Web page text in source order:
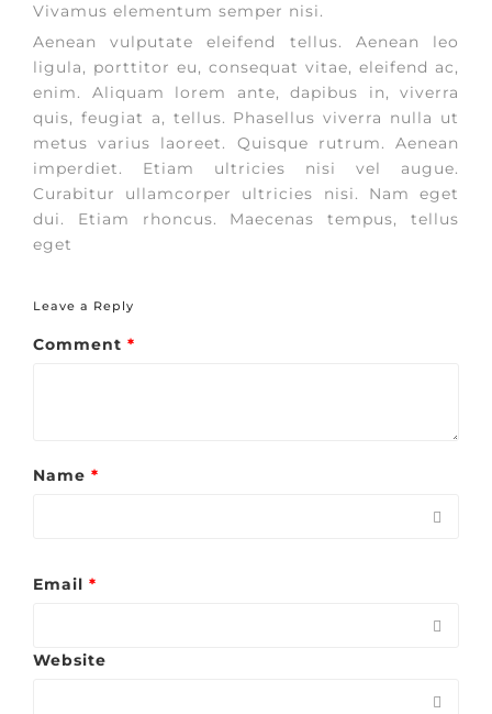
Vivamus elementum semper nisi.
Aenean vulputate eleifend tellus. Aenean leo
ligula, porttitor eu, consequat vitae, eleifend ac,
enim. Aliquam lorem ante, dapibus in, viverra
quis, feugiat a, tellus. Phasellus viverra nulla ut
metus varius laoreet. Quisque rutrum. Aenean
imperdiet. Etiam ultricies nisi vel augue.
Curabitur ullamcorper ultricies nisi. Nam eget
dui. Etiam rhoncus. Maecenas tempus, tellus
eget
Leave a Reply
Comment *
Name *
Email *
Website